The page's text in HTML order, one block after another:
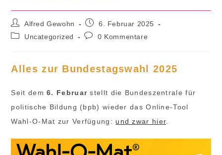
Beitrags-
Autor:
Alfred Gewohn
Beitrag
veröffentlicht:
6. Februar 2025
Beitrags-
Uncategorized
Beitrags-
0 Kommentare
Alles zur Bundestagswahl 2025
Seit dem6. Februarstellt die Bundeszentrale für
politische Bildung (bpb) wieder das Online-Tool
Wahl-O-Mat zur Verfügung: und zwar hier.